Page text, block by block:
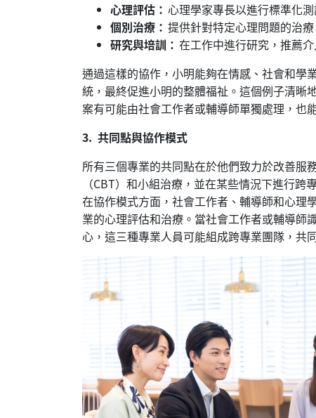
心理評估： 心理學家專長以進行標準化
個別治療： 提供針對特定心理問題的治
研究與培訓： 在工作中進行研究，推薦
通過這樣的協作，小明能夠在情感、社會和學
統，最終促進小明的整體福祉。這個例子清晰
案有可能由社會工作者或輔導師單獨處理，也
3. 共同點與協作模式
所有三個專業的共同點在於他們致力於改善服
（CBT）和小組治療，並在某些情況下進行
在協作模式方面，社會工作者、輔導師和心理
業的心理評估和治療。當社會工作者或輔導師
心，這三種專業人員可能組成跨專業團隊，共